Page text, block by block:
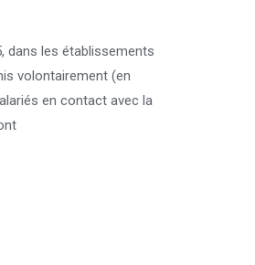
dans les établissements
volontairement (en
en contact avec la